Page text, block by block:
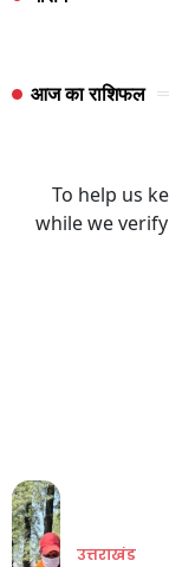
आज का राशिफल
उत्तराखंड